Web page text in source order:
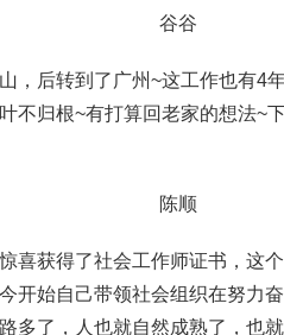
谷谷
，后转到了广州~这工作也有4
不归根~有打算回老家的想法~
陈顺
喜获得了社会工作师证书，这
开始自己带领社会组织在努力
多了，人也就自然成熟了，也